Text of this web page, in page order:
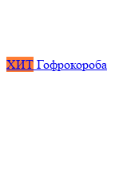
ХИТ Гофрокороба